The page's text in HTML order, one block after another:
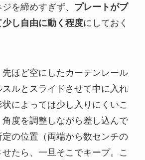
を締めすぎず、 プレートがブ
し自由に動く程度にしておく
ほど空にしたカーテンレール
ルとスライドさせて中に入れ
によっては少し入りにくいこ
角度を調整しながら差し込んで
の位置（両端から数センチの
たら、一旦そこでキープ。こ